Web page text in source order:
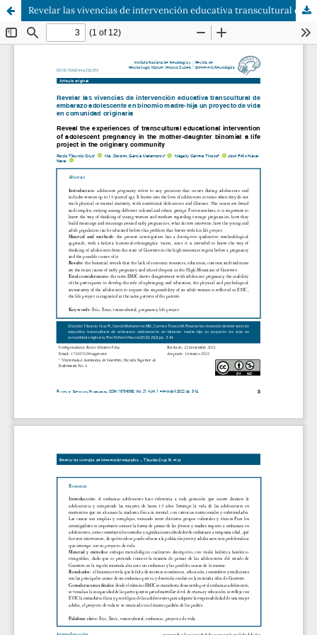
Revelar las vivencias de intervención educativa transcultural de embarazo adolescente en binomio madre-hija un proyecto de vida en comunidad originaria